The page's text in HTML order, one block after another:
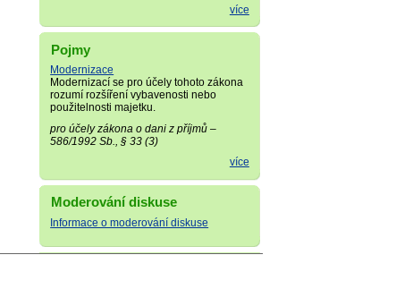
více
Pojmy
Modernizace
Modernizací se pro účely tohoto zákona
rozumí rozšíření vybavenosti nebo
použitelnosti majetku.
pro účely zákona o dani z příjmů –
586/1992 Sb., § 33 (3)
více
Moderování diskuse
Informace o moderování diskuse